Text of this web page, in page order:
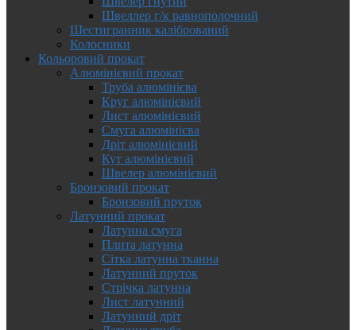
Швеллер г/к равнополочний
Шестигранник калібрований
Колосники
Кольоровий прокат
Алюмінієвий прокат
Труба алюмінієва
Круг алюмінієвий
Лист алюмінієвий
Смуга алюмінієва
Дріт алюмінієвий
Кут алюмінієвий
Швелер алюмінієвий
Бронзовий прокат
Бронзовий пруток
Латунний прокат
Латунна смуга
Плита латунна
Сітка латунна тканна
Латунний пруток
Стрічка латунна
Лист латунний
Латунний дріт